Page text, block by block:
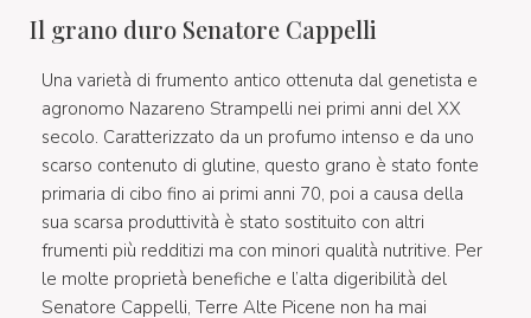
Il grano duro Senatore Cappelli
Una varietà di frumento antico ottenuta dal genetista e
agronomo Nazareno Strampelli nei primi anni del XX
secolo. Caratterizzato da un profumo intenso e da uno
scarso contenuto di glutine, questo grano è stato fonte
primaria di cibo fino ai primi anni 70, poi a causa della
sua scarsa produttività è stato sostituito con altri
frumenti più redditizi ma con minori qualità nutritive. Per
le molte proprietà benefiche e l’alta digeribilità del
Senatore Cappelli, Terre Alte Picene non ha mai